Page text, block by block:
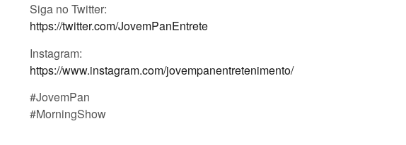
Siga no Twitter:
https://twitter.com/JovemPanEntrete
Instagram:
https://www.instagram.com/jovempanentretenimento/
#JovemPan
#MorningShow